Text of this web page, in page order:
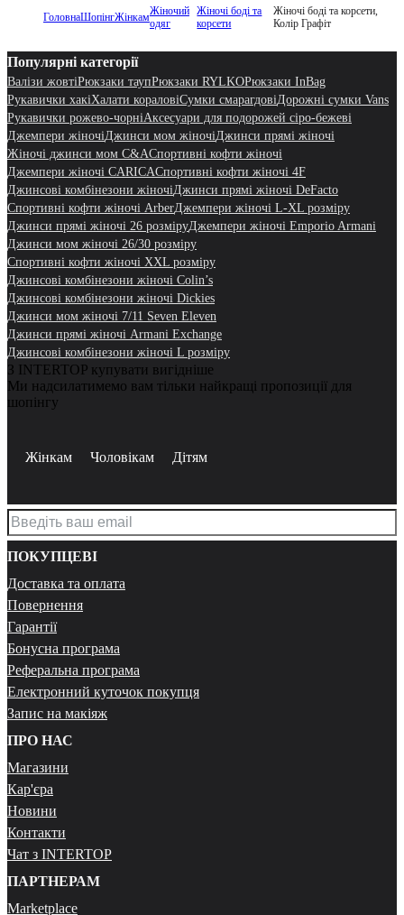
ГоловнаШопінгЖінкамЖіночий
одяг
Жіночі боді та
корсети
Жіночі боді та корсети,
Колір Графіт
Популярні категорії
Валізи жовтіРюкзаки таупРюкзаки RYLKOРюкзаки InBag
Рукавички хакіХалати кораловіСумки смарагдовіДорожні сумки Vans
Рукавички рожево-чорніАксесуари для подорожей сіро-бежеві
Джемпери жіночіДжинси мом жіночіДжинси прямі жіночі
Жіночі джинси мом C&ACпортивні кофти жіночі
Джемпери жіночі CARICACпортивні кофти жіночі 4F
Джинсові комбінезони жіночіДжинси прямі жіночі DeFacto
Cпортивні кофти жіночі ArberДжемпери жіночі L-XL розміру
Джинси прямі жіночі 26 розміруДжемпери жіночі Emporio Armani
Джинси мом жіночі 26/30 розміру
Cпортивні кофти жіночі XXL розміру
Джинсові комбінезони жіночі Colin’s
Джинсові комбінезони жіночі Dickies
Джинси мом жіночі 7/11 Seven Eleven
Джинси прямі жіночі Armani Exchange
Джинсові комбінезони жіночі L розміру
З INTERTOP купувати вигідніше
Ми надсилатимемо вам тільки найкращі пропозиції для
шопінгу
Жінкам Чоловікам Дітям
ПОКУПЦЕВІ
Доставка та оплата
Повернення
Гарантії
Бонусна програма
Реферальна програма
Електронний куточок покупця
Запис на макіяж
ПРО НАС
Магазини
Кар'єра
Новини
Контакти
Чат з INTERTOP
ПАРТНЕРАМ
Marketplace